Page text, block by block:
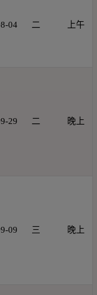
04 二 上午
29 二 晚上
09 三 晚上